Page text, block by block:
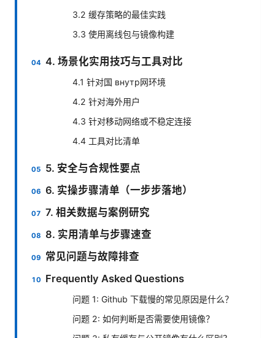
3.2 缓存策略的最佳实践
3.3 使用离线包与镜像构建
4. 场景化实用技巧与工具对比
4.1 针对国 внутр网环境
4.2 针对海外用户
4.3 针对移动网络或不稳定连接
4.4 工具对比清单
5. 安全与合规性要点
6. 实操步骤清单（一步步落地）
7. 相关数据与案例研究
8. 实用清单与步骤速查
常见问题与故障排查
Frequently Asked Questions
问题 1: Github 下载慢的常见原因是什么？
问题 2: 如何判断是否需要使用镜像？